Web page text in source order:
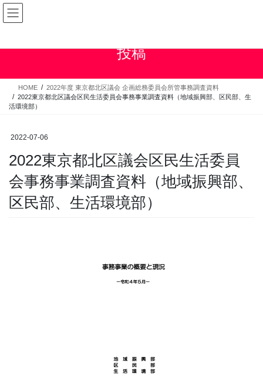
コ
ン
ス
ナ
ビ
ン
投稿
HOME
2022年度 東京都北区議会 企画総務委員会所管事務調査資料
2022東京都北区議会区民生活委員会事務事業調査資料（地域振興部、区民部、生
活環境部）
2022-07-06
2022東京都北区議会区民生活委員
会事務事業調査資料（地域振興部、
区民部、生活環境部）